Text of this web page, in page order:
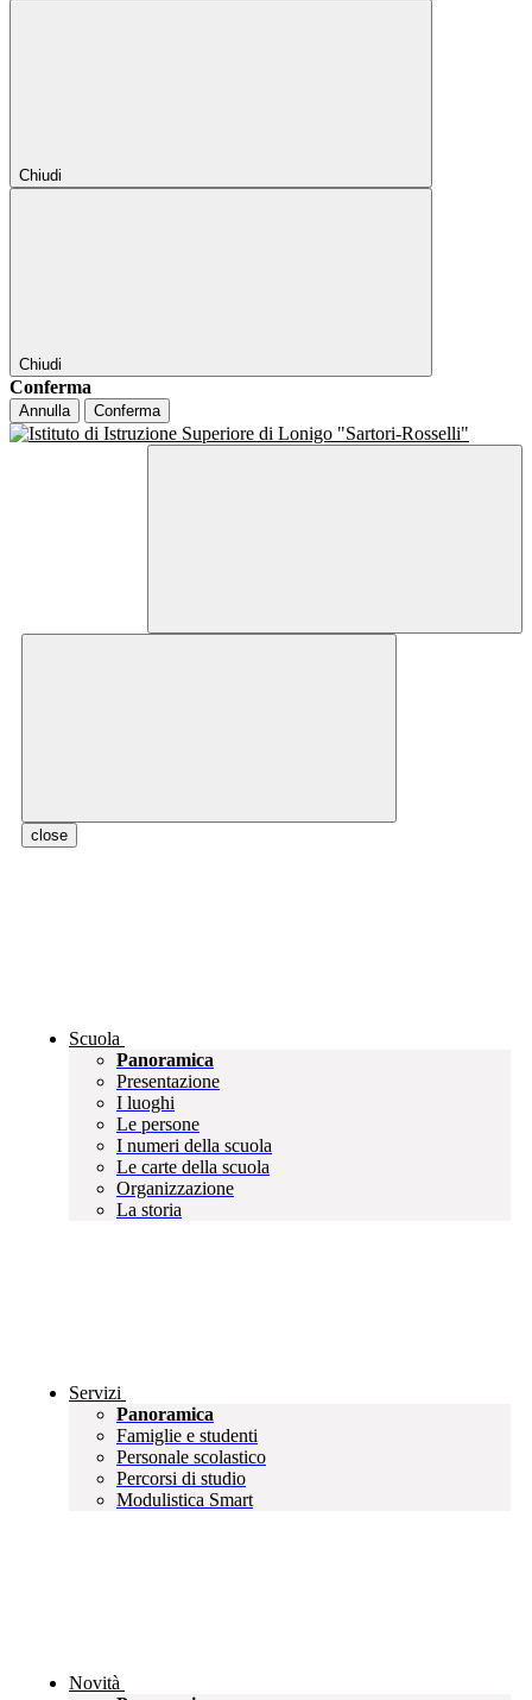
Chiudi
Chiudi
Conferma
Annulla Conferma
close
Scuola
Panoramica
Presentazione
I luoghi
Le persone
I numeri della scuola
Le carte della scuola
Organizzazione
La storia
Servizi
Panoramica
Famiglie e studenti
Personale scolastico
Percorsi di studio
Modulistica Smart
Novità